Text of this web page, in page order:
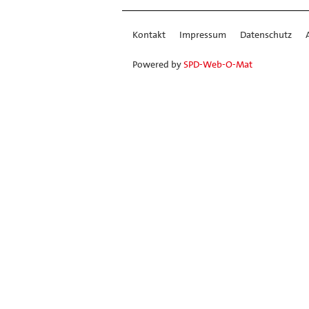
Kontakt Impressum Datenschutz
Powered bySPD-Web-O-Mat